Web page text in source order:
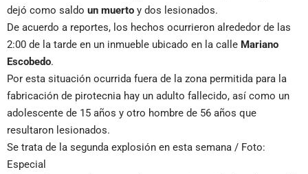
dejó como saldo un muerto y dos lesionados.
De acuerdo a reportes, los hechos ocurrieron alrededor de las
2:00 de la tarde en un inmueble ubicado en la calle Mariano
Escobedo.
Por esta situación ocurrida fuera de la zona permitida para la
fabricación de pirotecnia hay un adulto fallecido, así como un
adolescente de 15 años y otro hombre de 56 años que
resultaron lesionados.
Se trata de la segunda explosión en esta semana / Foto:
Especial